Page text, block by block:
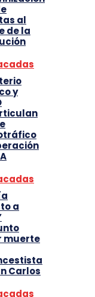
al
de la
y
a
muerte
Carlos